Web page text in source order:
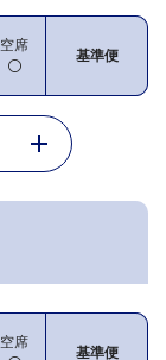
空席
基準便
空席
基準便